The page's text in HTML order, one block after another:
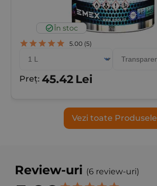
În stoc
5.00(5)
Preț: 45.42 Lei
Vezi toate Produsele
Review-uri (6 review-uri)